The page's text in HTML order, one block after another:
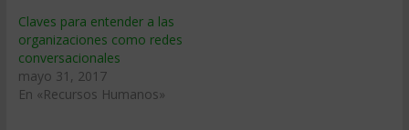
Claves para entender a las
organizaciones como redes
conversacionales
mayo 31, 2017
En «Recursos Humanos»